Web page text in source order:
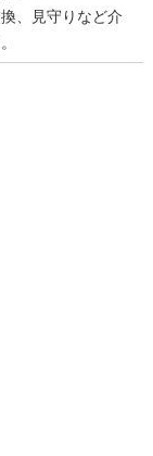
、見守りなど介